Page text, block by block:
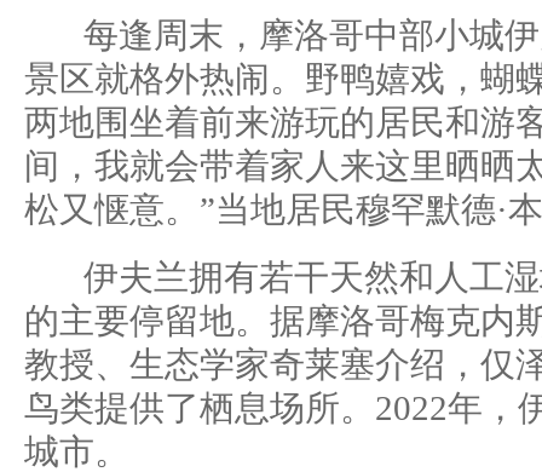
每逢周末，摩洛哥中部小城伊
景区就格外热闹。野鸭嬉戏，蝴
两地围坐着前来游玩的居民和游
间，我就会带着家人来这里晒晒
松又惬意。”当地居民穆罕默德·
伊夫兰拥有若干天然和人工湿
的主要停留地。据摩洛哥梅克内
教授、生态学家奇莱塞介绍，仅
鸟类提供了栖息场所。2022年，
城市。